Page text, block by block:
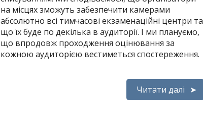
на місцях зможуть забезпечити камерами
абсолютно всі тимчасові екзаменаційні центри та
що їх буде по декілька в аудиторії. І ми плануємо,
що впродовж проходження оцінювання за
кожною аудиторією вестиметься спостереження.
Читати далі